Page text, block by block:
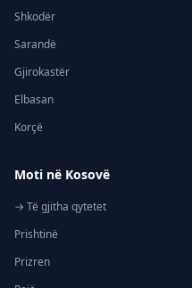
Shkodër
Sarandë
Gjirokastër
Elbasan
Korçë
Moti në Kosovë
→ Të gjitha qytetet
Prishtinë
Prizren